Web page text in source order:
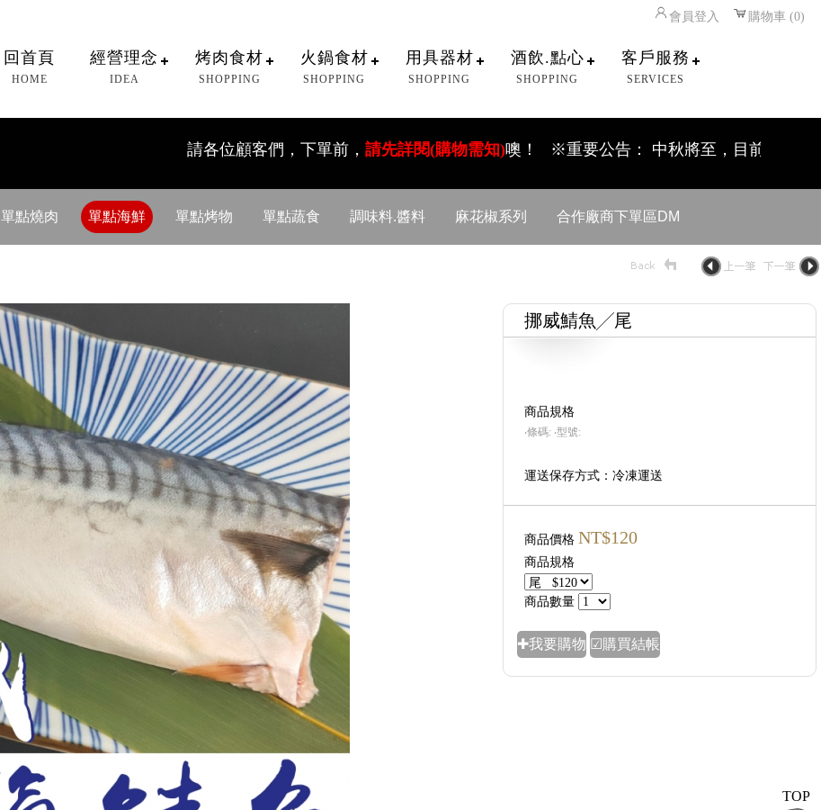
回首頁
HOME
經營理念
IDEA
烤肉食材
SHOPPING
火鍋食材
SHOPPING
用具器材
SHOPPING
酒飲.點心
SHOPPING
客戶服務
SERVICES
會員登入 購物車 (0)
請各位顧客們，下單前，請先詳閱(購物需知)噢！ ※重要公告： 中秋將至，目前訂單將滿，請
單點燒肉 單點海鮮 單點烤物 單點蔬食 調味料.醬料 麻花椒系列 合作廠商下單區DM
挪威鯖魚╱尾
商品規格
‧條碼: ‧型號:
運送保存方式：冷凍運送
商品價格 NT$120
商品規格
商品數量
✚我要購物 ☑購買結帳
TOP